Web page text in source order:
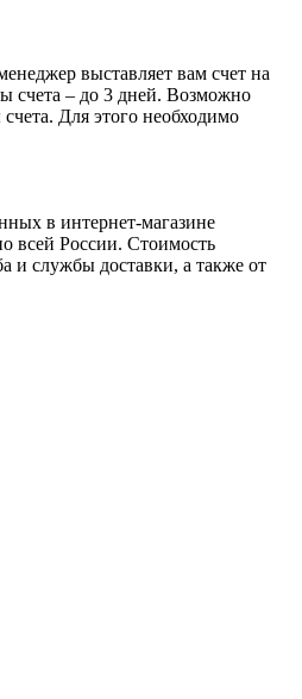
выставляет вам счет на
счета – до 3 дней. Возможно
Для этого необходимо
в интернет-магазине
всей России. Стоимость
и службы доставки, а также от